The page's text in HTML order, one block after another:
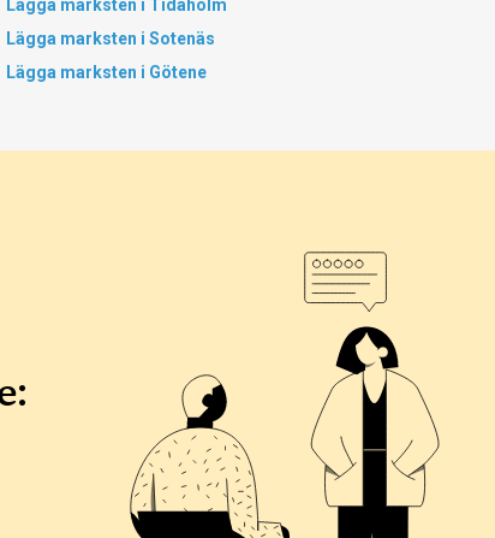
Lägga marksten i Tidaholm
Lägga marksten i Sotenäs
Lägga marksten i Götene